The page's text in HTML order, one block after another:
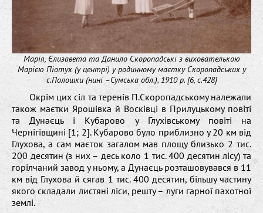
Марія, Єлизавета та Данило Скоропадські з вихователькою
Марією Піотух (у центрі) у родинному маєтку Скоропадських у
с.Полошки (нині –Сумська обл.). 1910 р. [6, c.428]
Окрім цих сіл та теренів П.Скоропадському належали
також маєтки Ярошівка й Восківці в Прилуцькому повіті
та Дунаєць і Кубарово у Глухівському повіті на
Чернігівщині [1; 2]. Кубарово було приблизно у 20 км від
Глухова, а сам маєток загалом мав площу близько 2 тис.
200 десятин (з них – десь коло 1 тис. 400 десятин лісу) та
горілчаний завод у ньому, а Дунаєць розташовувався в 11
км від Глухова й сягав 1 тис. 400 десятин, більшу частину
якого складали листяні ліси, решту – луги гарної пахотної
землі.